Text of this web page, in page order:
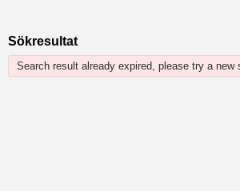
Sökresultat
Search result already expired, please try a new